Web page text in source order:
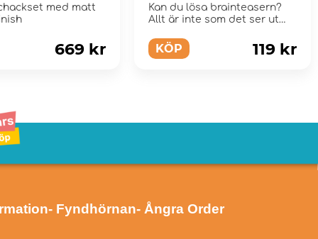
med matt
669 kr
Kan du lösa brainteasern?
Allt är inte som det ser ut
KÖP 119 kr
- Fyndhörnan- Ångra Order